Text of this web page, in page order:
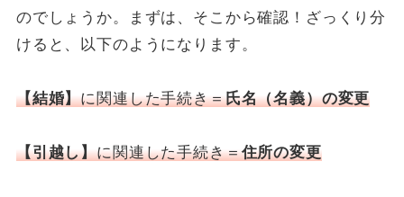
のでしょうか。まずは、そこから確認！ざっくり分
けると、以下のようになります。
【結婚】に関連した手続き＝氏名（名義）の変更
【引越し】に関連した手続き＝住所の変更